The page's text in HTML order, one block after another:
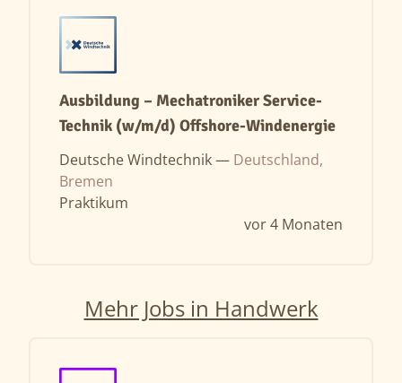
Ausbildung – Mechatroniker Service-
Technik (w/m/d) Offshore-Windenergie
Deutsche Windtechnik — Deutschland,
Bremen
Praktikum
vor 4 Monaten
Mehr Jobs in Handwerk